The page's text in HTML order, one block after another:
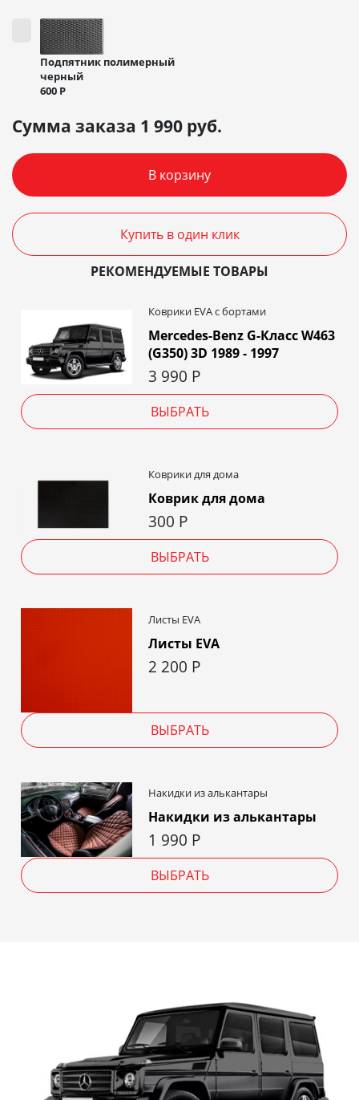
Подпятник полимерный
черный
600 Р
Сумма заказа 1 990 руб.
В корзину
Купить в один клик
РЕКОМЕНДУЕМЫЕ ТОВАРЫ
Коврики EVA c бортами
Mercedes-Benz G-Класс W463
(G350) 3D 1989 - 1997
3 990 Р
ВЫБРАТЬ
Коврики для дома
Коврик для дома
300 Р
ВЫБРАТЬ
Листы EVA
Листы EVA
2 200 Р
ВЫБРАТЬ
Накидки из алькантары
Накидки из алькантары
1 990 Р
ВЫБРАТЬ